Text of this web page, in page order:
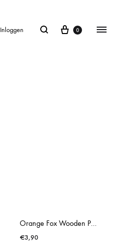
Inloggen 0
Orange Fox Wooden Puzzel
€3,90